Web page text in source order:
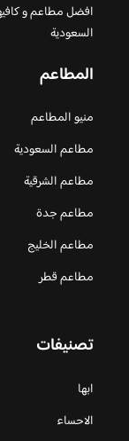
افضل مطاعم و
السعودية
المطاعم
منيو المطاعم
مطاعم السعودية
مطاعم الشرقية
مطاعم جدة
مطاعم الخليج
مطاعم قطر
تصنيفات
ابها
الاحساء